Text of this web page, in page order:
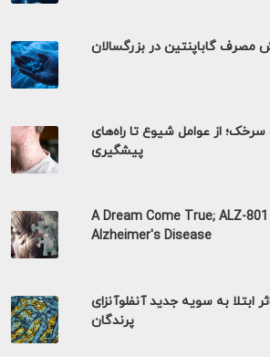
مصرف گاباپنتین در بزرگسالان
سرخک؛ از عوامل شیوع تا راه‌های
پیشگیری
A Dream Come True; ALZ-
Alzheimer's Disease
ابتلا به سویه جدید آنفلوآنزای
پرندگان